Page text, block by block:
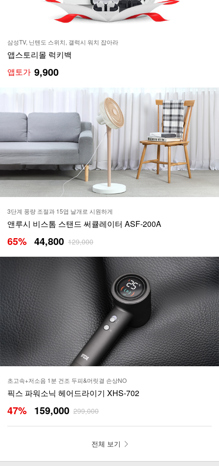
삼성TV, 닌텐도 스위치, 갤럭시 워치 잡아라
앱스토리몰 럭키백
앱토가 9,900
3단계 풍량 조절과 15엽 날개로 시원하게
앤루시 비스톰 스탠드 써큘레이터 ASF-200A
65% 44,800 129,000
초고속+저소음 1분 건조 두피&머릿결 손상NO
픽스 파워소닉 헤어드라이기 XHS-702
47% 159,000 299,000
전체 보기